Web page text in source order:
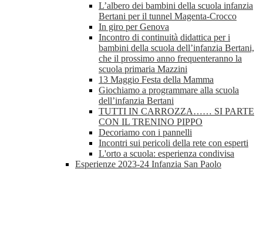
L’albero dei bambini della scuola infanzia
Bertani per il tunnel Magenta-Crocco
In giro per Genova
Incontro di continuità didattica per i
bambini della scuola dell’infanzia Bertani,
che il prossimo anno frequenteranno la
scuola primaria Mazzini
13 Maggio Festa della Mamma
Giochiamo a programmare alla scuola
dell’infanzia Bertani
TUTTI IN CARROZZA…… SI PARTE
CON IL TRENINO PIPPO
Decoriamo con i pannelli
Incontri sui pericoli della rete con esperti
L'orto a scuola: esperienza condivisa
Esperienze 2023-24 Infanzia San Paolo